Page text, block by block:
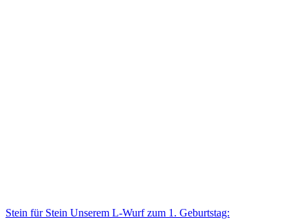
Stein für Stein Unse­rem L-Wurf zum 1. Geburtstag: